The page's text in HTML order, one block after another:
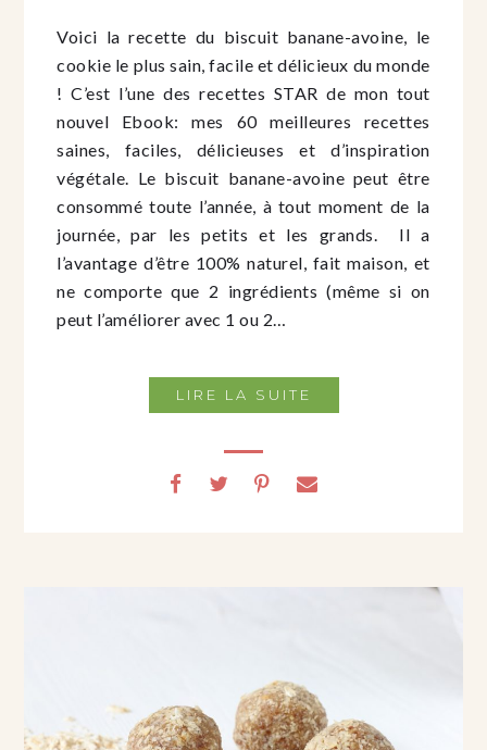
Voici la recette du biscuit banane-avoine, le
cookie le plus sain, facile et délicieux du monde
! C’est l’une des recettes STAR de mon tout
nouvel Ebook: mes 60 meilleures recettes
saines, faciles, délicieuses et d’inspiration
végétale. Le biscuit banane-avoine peut être
consommé toute l’année, à tout moment de la
journée, par les petits et les grands. Il a
l’avantage d’être 100% naturel, fait maison, et
ne comporte que 2 ingrédients (même si on
peut l’améliorer avec 1 ou 2…
LIRE LA SUITE